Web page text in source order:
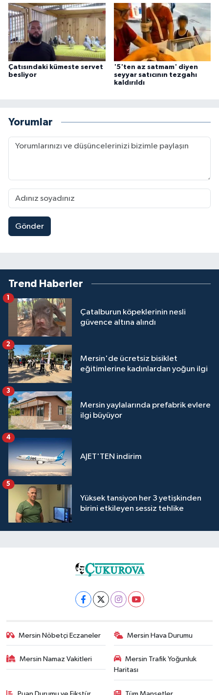
Çatısındaki kümeste servet
besliyor
'5'ten az satmam' diyen
seyyar satıcının tezgahı
kaldırıldı
Yorumlar
Gönder
Trend Haberler
Çatalburun köpeklerinin nesli
güvence altına alındı
1
Mersin'de ücretsiz bisiklet
eğitimlerine kadınlardan yoğun ilgi
2
Mersin yaylalarında prefabrik evlere
ilgi büyüyor
3
AJET'TEN indirim
4
Yüksek tansiyon her 3 yetişkinden
birini etkileyen sessiz tehlike
5
Mersin Nöbetçi Eczaneler Mersin Hava Durumu
Mersin Namaz Vakitleri
Mersin Trafik Yoğunluk
Haritası